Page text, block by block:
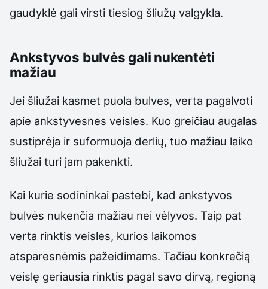
gaudyklė gali virsti tiesiog šliužų valgykla.
Ankstyvos bulvės gali nukentėti
mažiau
Jei šliužai kasmet puola bulves, verta pagalvoti
apie ankstyvesnes veisles. Kuo greičiau augalas
sustiprėja ir suformuoja derlių, tuo mažiau laiko
šliužai turi jam pakenkti.
Kai kurie sodininkai pastebi, kad ankstyvos
bulvės nukenčia mažiau nei vėlyvos. Taip pat
verta rinktis veisles, kurios laikomos
atsparesnėmis pažeidimams. Tačiau konkrečią
veislę geriausia rinktis pagal savo dirvą, regioną